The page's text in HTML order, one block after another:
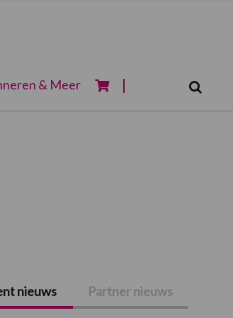
& Meer
nieuws Partner nieuws